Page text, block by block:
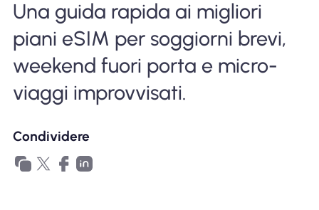
Utilizzando una eSIM
Una guida rapida ai migliori
piani eSIM per soggiorni brevi,
weekend fuori porta e micro-
viaggi improvvisati.
Condividere